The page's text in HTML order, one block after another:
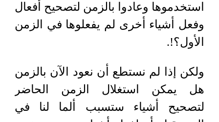
استخدموها وعادوا بالزمن لتصحيح أفعال
وفعل أشياء أخرى لم يفعلوها في الزمن
الأول؟!.
ولكن إذا لم نستطع أن نعود الآن بالزمن
هل يمكن استغلال الزمن الحاضر
لتصحيح أشياء ستسبب ألما لنا في